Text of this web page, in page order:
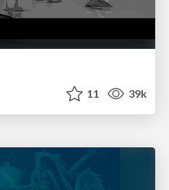
11 39k